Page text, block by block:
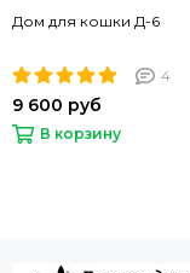
Дом для кошки Д-6
4
9 600 руб
В корзину